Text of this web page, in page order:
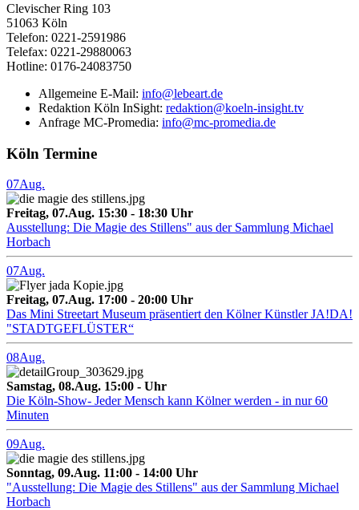
Clevischer Ring 103
51063 Köln
Telefon: 0221-2591986
Telefax: 0221-29880063
Hotline: 0176-24083750
Allgemeine E-Mail: info@lebeart.de
Redaktion Köln InSight: redaktion@koeln-insight.tv
Anfrage MC-Promedia: info@mc-promedia.de
Köln Termine
07Aug.
Freitag, 07.Aug. 15:30 - 18:30 Uhr
Ausstellung: Die Magie des Stillens" aus der Sammlung Michael
Horbach
07Aug.
Freitag, 07.Aug. 17:00 - 20:00 Uhr
Das Mini Streetart Museum präsentiert den Kölner Künstler JA!DA!
"STADTGEFLÜSTER“
08Aug.
Samstag, 08.Aug. 15:00 - Uhr
Die Köln-Show- Jeder Mensch kann Kölner werden - in nur 60
Minuten
09Aug.
Sonntag, 09.Aug. 11:00 - 14:00 Uhr
"Ausstellung: Die Magie des Stillens" aus der Sammlung Michael
Horbach